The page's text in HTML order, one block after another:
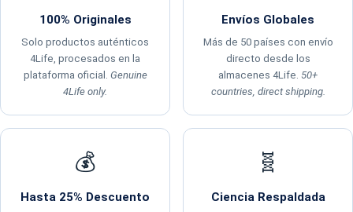
100% Originales
Solo productos auténticos
4Life, procesados en la
plataforma oficial. Genuine
4Life only.
Envíos Globales
Más de 50 países con envío
directo desde los
almacenes 4Life. 50+
countries, direct shipping.
💰
Hasta 25% Descuento
🧬
Ciencia Respaldada